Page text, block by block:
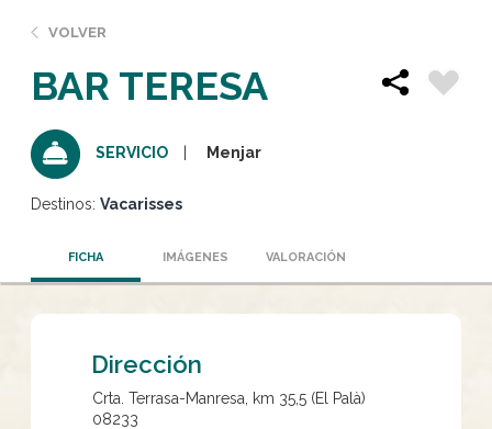
VOLVER
BAR TERESA
SERVICIO Menjar
Destinos: Vacarisses
FICHA IMÁGENES VALORACIÓN
Dirección
Crta. Terrasa-Manresa, km 35,5 (El Palà)
08233